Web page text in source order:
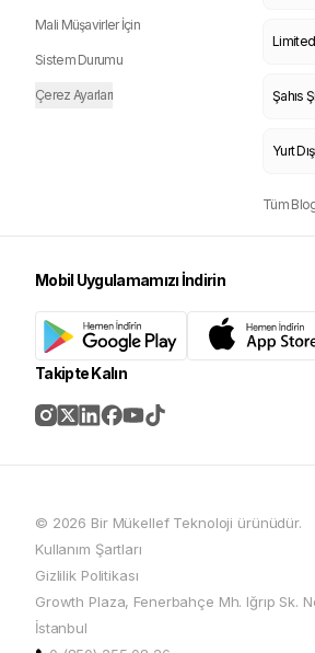
Mali Müşavirler İçin
Sistem Durumu
Çerez Ayarları Şahıs
Yurt
Tüm
Mobil Uygulamamızı İndirin
Takipte Kalın
© 2026 Bir Mükellef Teknoloji ürünüdür.
Kullanım Şartları
Gizlilik Politikası
Growth Plaza, Fenerbahçe Mh. Iğrıp Sk.
İstanbul